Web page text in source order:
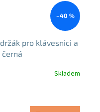
–40 %
pro klávesnici a
Skladem